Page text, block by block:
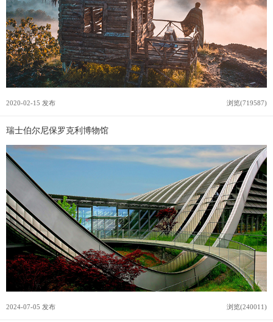
2020-02-15 发布 浏览(719587)
瑞士伯尔尼保罗克利博物馆
2024-07-05 发布 浏览(240011)